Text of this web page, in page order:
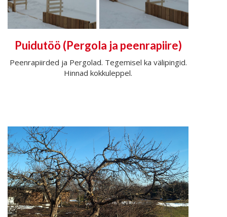
Puidutöö (Pergola ja peenrapiire)
Peenrapiirded ja Pergolad. Tegemisel ka välipingid.
Hinnad kokkuleppel.